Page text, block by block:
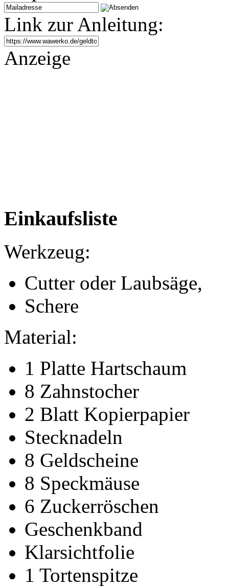
Link zur Anleitung:
Anzeige
Einkaufsliste
Werkzeug:
Cutter oder Laubsäge,
Schere
Material:
1 Platte Hartschaum
8 Zahnstocher
2 Blatt Kopierpapier
Stecknadeln
8 Geldscheine
8 Speckmäuse
6 Zuckerröschen
Geschenkband
Klarsichtfolie
1 Tortenspitze